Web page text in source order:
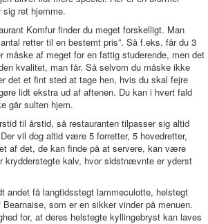
ret hjemme.
Komfur finder du meget forskelligt. Man
retter til en bestemt pris”. Så f.eks. får du 3
måske af meget for en fattig studerende, men det
kvalitet, man får. Så selvom du måske ikke
det et fint sted at tage hen, hvis du skal fejre
lidt ekstra ud af aftenen. Du kan i hvert fald
går sulten hjem.
til årstid, så restauranten tilpasser sig altid
vil dog altid være 5 forretter, 5 hovedretter,
af det, de kan finde på at servere, kan være
krydderstegte kalv, hvor sidstnævnte er yderst
andet få langtidsstegt lammeculotte, helstegt
som er en sikker vinder på menuen.
for, at deres helstegte kyllingebryst kan laves